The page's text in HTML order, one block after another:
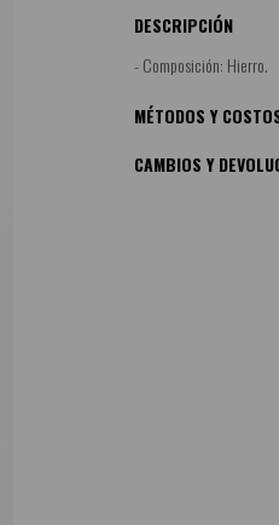
DESCRIPCIÓN
- Composición: Hierro.
MÉTODOS Y
CAMBIOS Y